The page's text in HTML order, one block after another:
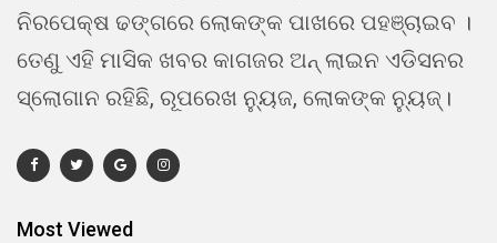
ନିରପେକ୍ଷ ଢଙ୍ଗରେ ଲୋକଙ୍କ ପାଖରେ ପହଞ୍ଚାଇବ ।
ତେଣୁ ଏହି ମାସିକ ଖବର କାଗଜର ଅନ୍ ଲାଇନ ଏଡିସନର
ସ୍ଲୋଗାନ ରହିଛି, ରୂପରେଖ ନ୍ୟୁଜ, ଲୋକଙ୍କ ନ୍ୟୁଜ୍।
Most Viewed